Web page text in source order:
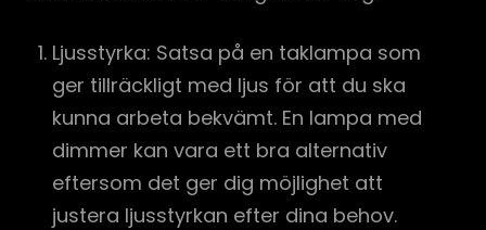
Ljusstyrka: Satsa på en taklampa som
ger tillräckligt med ljus för att du ska
kunna arbeta bekvämt. En lampa med
dimmer kan vara ett bra alternativ
eftersom det ger dig möjlighet att
justera ljusstyrkan efter dina behov.